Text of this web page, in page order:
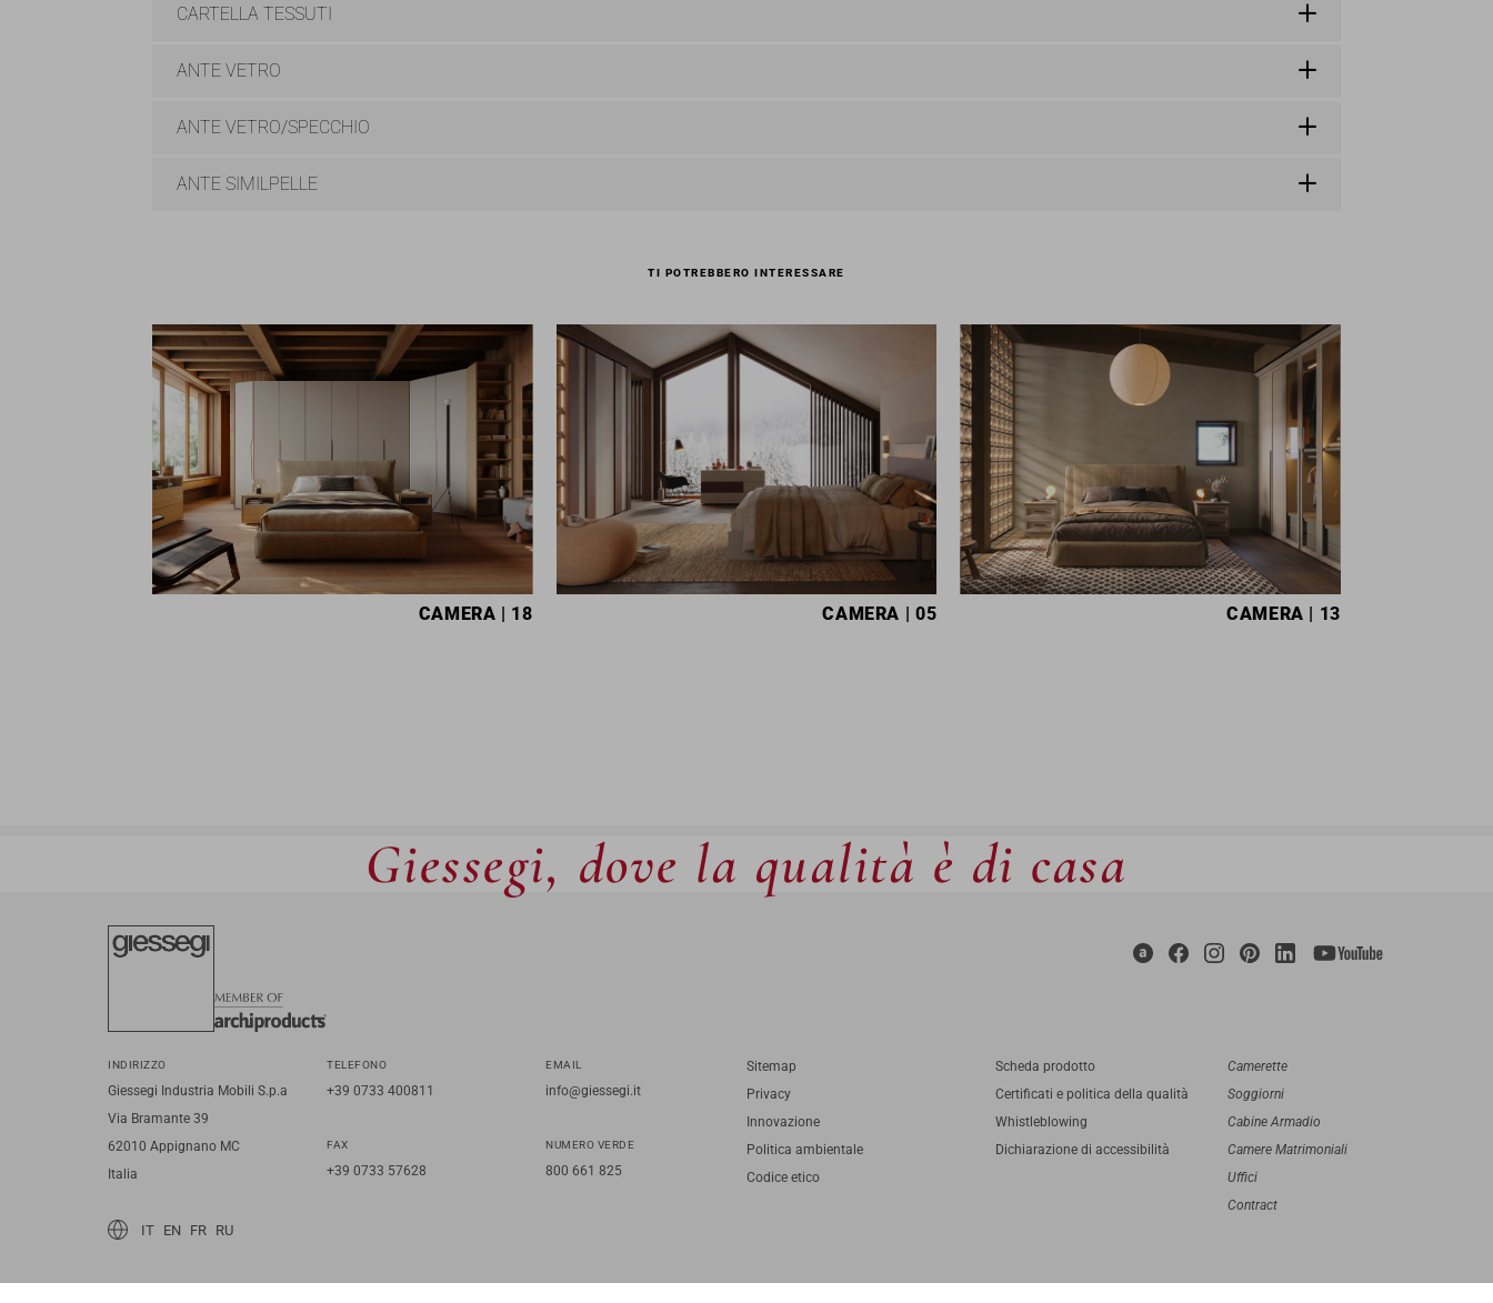
CARTELLA TESSUTI
ANTE VETRO
ANTE VETRO/SPECCHIO
ANTE SIMILPELLE
TI POTREBBERO INTERESSARE
CAMERA | 18 CAMERA | 05 CAMERA | 13
Giessegi, dove la qualità è di casa
INDIRIZZO
Giessegi Industria Mobili S.p.a
Via Bramante 39
62010 Appignano MC
Italia
TELEFONO
+39 0733 400811
FAX
+39 0733 57628
EMAIL
info@giessegi.it
NUMERO VERDE
800 661 825
Sitemap
Privacy
Innovazione
Politica ambientale
Codice etico
Scheda prodotto
Certificati e politica della qualità
Whistleblowing
Dichiarazione di accessibilità
Camerette
Soggiorni
Cabine Armadio
Camere Matrimoniali
Uffici
Contract
IT EN FR RU